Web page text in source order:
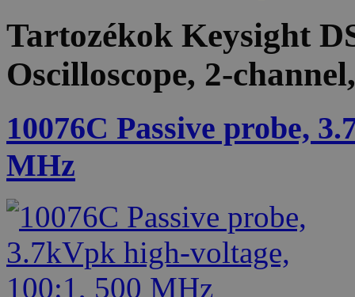
Tartozékok Keysight
Oscilloscope, 2-
10076C Passive probe,
MHz